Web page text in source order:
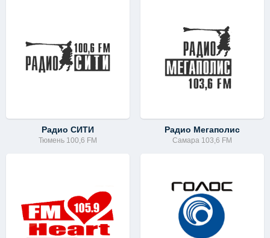
Радио СИТИ
Тюмень 100,6 FM
Радио Мегаполис
Самара 103,6 FM